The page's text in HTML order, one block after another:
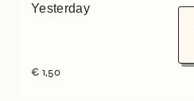
Yesterday
€ 1,50